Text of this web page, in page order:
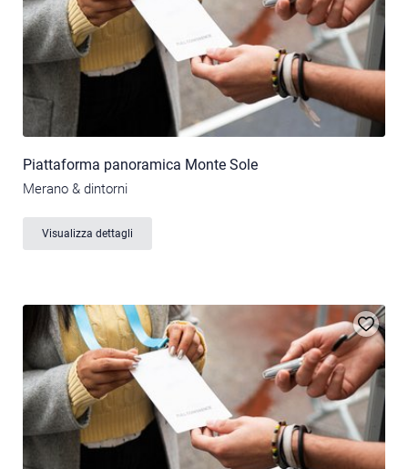
Piattaforma panoramica Monte Sole
Merano & dintorni
Visualizza dettagli